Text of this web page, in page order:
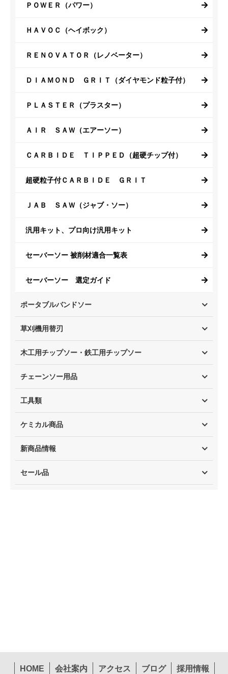
ＰＯＷＥＲ（パワー）
ＨＡＶＯＣ（ヘイボック）
ＲＥＮＯＶＡＴＯＲ（レノベーター）
ＤＩＡＭＯＮＤ ＧＲＩＴ（ダイヤモンド粒子付）
ＰＬＡＳＴＥＲ（プラスター）
ＡＩＲ ＳＡＷ（エアーソー）
ＣＡＲＢＩＤＥ ＴＩＰＰＥＤ（超硬チップ付）
超硬粒子付ＣＡＲＢＩＤＥ ＧＲＩＴ
ＪＡＢ ＳＡＷ（ジャブ・ソー）
汎用キット、プロ向け汎用キット
セーバーソー 被削材適合一覧表
セーバーソー 選定ガイド
ポータブルバンドソー
草刈機用替刃
木工用チップソー・鉄工用チップソー
チェーンソー用品
工具類
ケミカル商品
新商品情報
セール品
HOME 会社案内 アクセス ブログ 採用情報